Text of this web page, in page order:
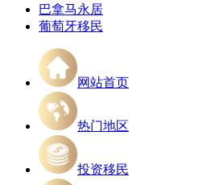
巴拿马永居
葡萄牙移民
网站首页
热门地区
投资移民